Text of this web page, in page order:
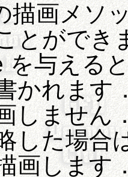
描画メソ
とができ
を与える
かれます
しません
した場合
画します